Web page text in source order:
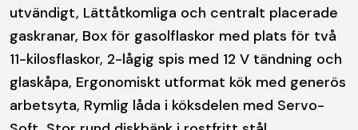
utvändigt, Lättåtkomliga och centralt placerade
gaskranar, Box för gasolflaskor med plats för två
11-kilosflaskor, 2-lågig spis med 12 V tändning och
glaskåpa, Ergonomiskt utformat kök med generös
arbetsyta, Rymlig låda i köksdelen med Servo-